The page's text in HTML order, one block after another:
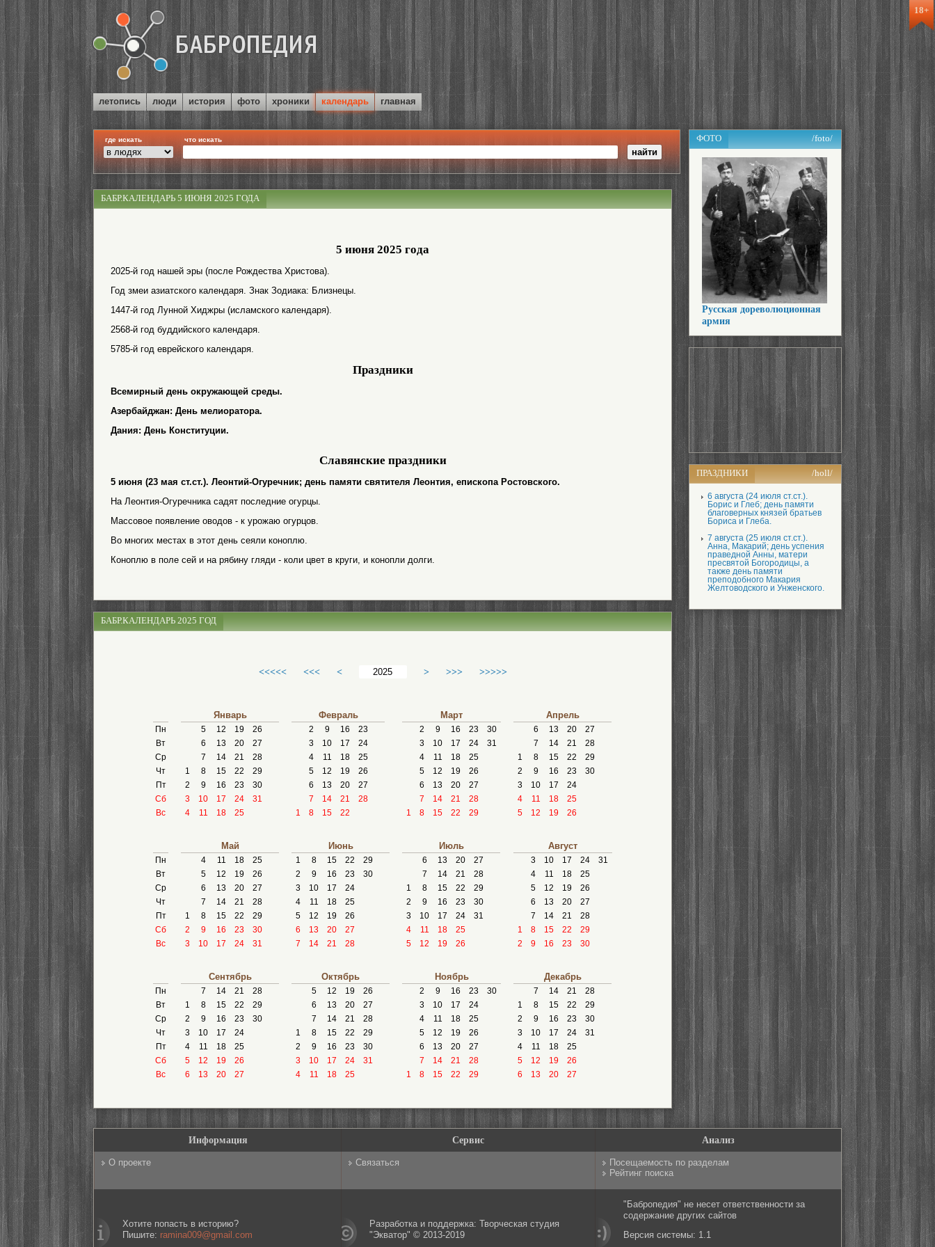
18+
летопись люди история фото хроники календарь главная
где искать что искать ФОТО /foto/
Русская дореволюционная
армия
ПРАЗДНИКИ /holl/
6 августа (24 июля ст.ст.).
Борис и Глеб; день памяти
благоверных князей братьев
Бориса и Глеба.
7 августа (25 июля ст.ст.).
Анна, Макарий; день успения
праведной Анны, матери
пресвятой Богородицы, а
также день памяти
преподобного Макария
Желтоводского и Унженского.
БАБР.КАЛЕНДАРЬ 5 ИЮНЯ 2025 ГОДА
5 июня 2025 года
2025-й год нашей эры (после Рождества Христова).
Год змеи азиатского календаря. Знак Зодиака: Близнецы.
1447-й год Лунной Хиджры (исламского календаря).
2568-й год буддийского календаря.
5785-й год еврейского календаря.
Праздники
Всемирный день окружающей среды.
Азербайджан: День мелиоратора.
Дания: День Конституции.
Славянские праздники
5 июня (23 мая ст.ст.). Леонтий-Огуречник; день памяти святителя Леонтия, епископа Ростовского.
На Леонтия-Огуречника садят последние огурцы.
Массовое появление оводов - к урожаю огурцов.
Во многих местах в этот день сеяли коноплю.
Коноплю в поле сей и на рябину гляди - коли цвет в круги, и конопли долги.
БАБР.КАЛЕНДАРЬ 2025 ГОД
<<<<< <<< < > >>> >>>>>
Пн
Вт
Ср
Чт
Пт
Сб
Вс
Январь
5 12 19
26
6
13 20
27
7
14 21
28
1
8 15 22
29
2
9 16 23
30
3
10 17 24
31
4
11 18 25
Февраль
2 9 16
23
3
10 17
24
4
11 18
25
5
12 19
26
6
13 20
27
7
14 21
28
1
8 15 22
Март
2 9 16 23
30
3
10 17 24
31
4
11 18
25
5
12 19
26
6
13 20
27
7
14 21
28
1
8 15 22 29
Апрель
6 13 20
27
7
14 21
28
1
8 15 22
29
2
9 16 23
30
3
10 17
24
4
11 18
25
5
12 19 26
Пн
Вт
Ср
Чт
Пт
Сб
Вс
Май
4 11 18
25
5
12 19
26
6
13 20
27
7
14 21
28
1
8 15 22
29
2
9 16 23
30
3
10 17 24 31
Июнь
1 8 15 22
29
2
9 16 23
30
3
10 17
24
4
11 18
25
5
12 19
26
6
13 20
27
7
14 21 28
Июль
6 13 20
27
7
14 21
28
1
8 15 22
29
2
9 16 23
30
3
10 17 24
31
4
11 18
25
5
12 19 26
Август
3 10 17 24
31
4
11 18
25
5
12 19
26
6
13 20
27
7
14 21
28
1
8 15 22
29
2
9 16 23 30
Пн
Вт
Ср
Чт
Пт
Сб
Вс
Сентябрь
7 14 21
28
1
8 15 22
29
2
9 16 23
30
3
10 17
24
4
11 18
25
5
12 19
26
6
13 20 27
Октябрь
5 12 19
26
6
13 20
27
7
14 21
28
1
8 15 22
29
2
9 16 23
30
3
10 17 24
31
4
11 18 25
Ноябрь
2 9 16 23
30
3
10 17
24
4
11 18
25
5
12 19
26
6
13 20
27
7
14 21
28
1
8 15 22 29
Декабрь
7 14 21
28
1
8 15 22
29
2
9 16 23
30
3
10 17 24
31
4
11 18
25
5
12 19
26
6
13 20 27
Информация Сервис Анализ
О проекте Связаться
Посещаемость по разделам
Рейтинг поиска
Хотите попасть в историю?
Пишите: ramina009@gmail.com
Разработка и поддержка: Творческая студия
"Экватор" © 2013-2019
"Бабропедия" не несет ответственности за
содержание других сайтов
Версия системы: 1.1